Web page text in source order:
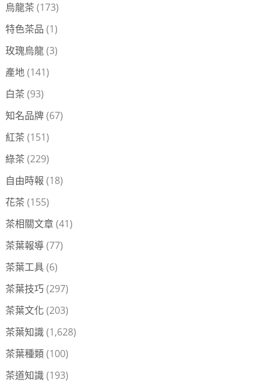
烏龍茶 (173)
特色茶品 (1)
玫瑰烏龍(3)
產地(141)
白茶 (93)
知名品牌(67)
紅茶 (151)
綠茶 (229)
自由時報 (18)
花茶 (155)
茶相關文章(41)
茶葉報導(77)
茶葉工具(6)
茶葉技巧(297)
茶葉文化 (203)
茶葉知識(1,628)
茶葉種類(100)
茶道知識(193)